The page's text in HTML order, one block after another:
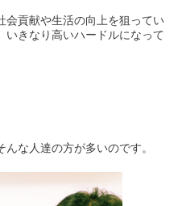
会貢献や生活の向上を狙ってい
いきなり高いハードルになって
な人達の方が多いのです。